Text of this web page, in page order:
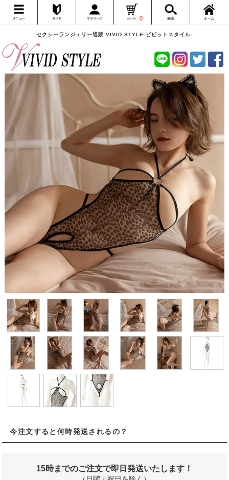
セクシーランジェリー通販 VIVID STYLE-ビビットスタイル-
0
今注文すると何時発送されるの？
15時までのご注文で即日発送いたします！